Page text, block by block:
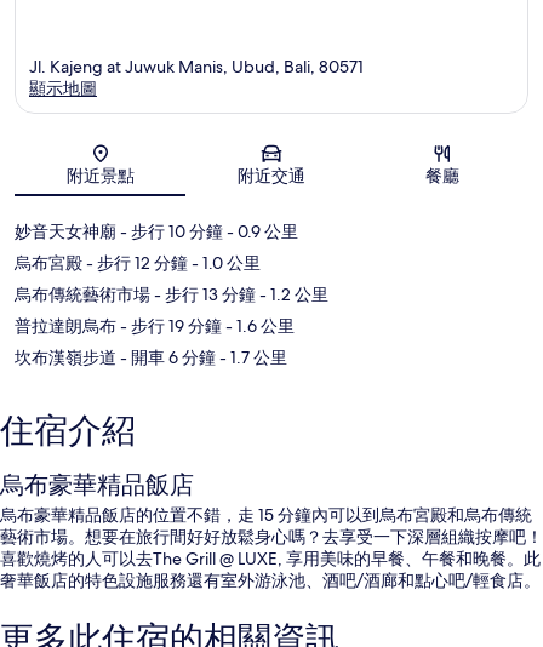
地圖
Jl. Kajeng at Juwuk Manis, Ubud, Bali, 80571
顯示地圖
附近景點 附近交通 餐廳
妙音天女神廟 - 步行 10 分鐘- 0.9 公里
烏布宮殿- 步行 12 分鐘- 1.0 公里
烏布傳統藝術市場- 步行 13 分鐘- 1.2 公里
普拉達朗烏布- 步行 19 分鐘- 1.6 公里
坎布漢嶺步道 - 開車 6 分鐘- 1.7 公里
住宿介紹
烏布豪華精品飯店
烏布豪華精品飯店的位置不錯，走 15 分鐘內可以到烏布宮殿和烏布傳統
藝術市場。想要在旅行間好好放鬆身心嗎？去享受一下深層組織按摩吧！
喜歡燒烤的人可以去The Grill @ LUXE, 享用美味的早餐、午餐和晚餐。此
奢華飯店的特色設施服務還有室外游泳池、酒吧/酒廊和點心吧/輕食店。